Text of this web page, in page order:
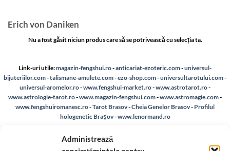
Administrează
Erich von Daniken
Nu a fost găsit niciun produs care să se potrivească cu selecția ta.
Link-uri utile:magazin-fengshui.ro-anticariat-ezoteric.com-universul-
bijuteriilor.com-talismane-amulete.com-ezo-shop.com-universultarotului.com-
universul-aromelor.ro-www.fengshui-market.ro-www.astrotarot.ro-
www.astrologie-tarot.ro-www.magazin-fengshui.com-www.astromagie.com-
www.fengshuiromanesc.ro-Tarot Brasov-Cheia Genelor Brasov- Profilul
hologenetic Brașov-www.lenormand.ro
confidentialitate-Despre cookie-uri